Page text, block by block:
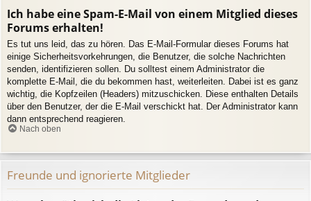
Ich habe eine Spam-E-Mail von einem Mitglied dieses
Forums erhalten!
Es tut uns leid, das zu hören. Das E-Mail-Formular dieses Forums hat
einige Sicherheitsvorkehrungen, die Benutzer, die solche Nachrichten
senden, identifizieren sollen. Du solltest einem Administrator die
komplette E-Mail, die du bekommen hast, weiterleiten. Dabei ist es ganz
wichtig, die Kopfzeilen (Headers) mitzuschicken. Diese enthalten Details
über den Benutzer, der die E-Mail verschickt hat. Der Administrator kann
dann entsprechend reagieren.
Nach oben
Freunde und ignorierte Mitglieder